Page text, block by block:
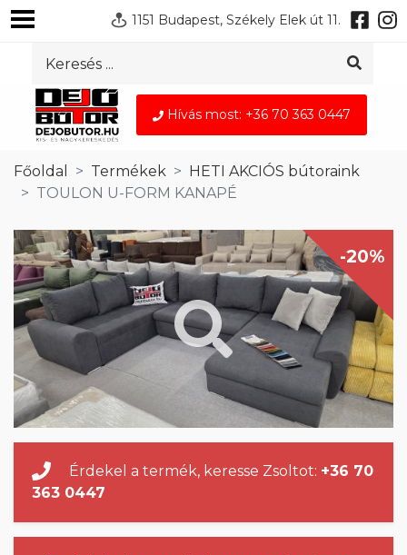
1151 Budapest, Székely Elek út 11.
Hívás most: +36 70 363 0447
Főoldal Termékek
HETI AKCIÓS bútoraink
TOULON U-FORM KANAPÉ
-20%
Érdekel a termék, keresse Zsoltot: +36 70
363 0447